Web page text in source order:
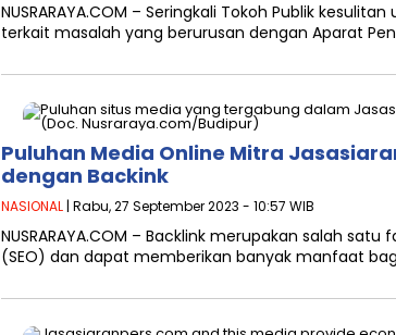
NUSRARAYA.COM – Seringkali Tokoh Publik
terkait masalah yang berurusan dengan Aparat
Puluhan Media Online Mitra
dengan Backink
NASIONAL | Rabu, 27 September 2023 - 10:57 WIB
NUSRARAYA.COM – Backlink merupakan salah
(SEO) dan dapat memberikan banyak manfaat